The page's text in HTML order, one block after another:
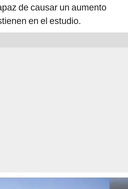
de causar un aumento
en el estudio.